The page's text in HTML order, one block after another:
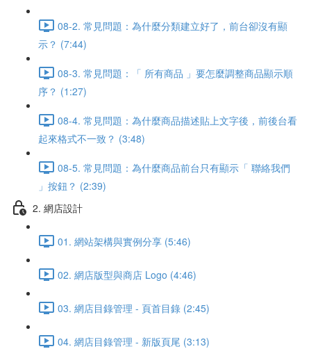
08-2. 常見問題：為什麼分類建立好了，前台卻沒有顯
示？ (7:44)
08-3. 常見問題：「 所有商品 」要怎麼調整商品顯示順
序？ (1:27)
08-4. 常見問題：為什麼商品描述貼上文字後，前後台看
起來格式不一致？ (3:48)
08-5. 常見問題：為什麼商品前台只有顯示「 聯絡我們
」按鈕？ (2:39)
2. 網店設計
01. 網站架構與實例分享 (5:46)
02. 網店版型與商店 Logo (4:46)
03. 網店目錄管理 - 頁首目錄 (2:45)
04. 網店目錄管理 - 新版頁尾 (3:13)